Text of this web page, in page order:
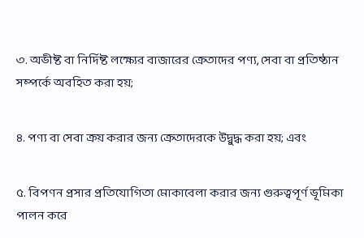
৩. অভীষ্ট বা নির্দিষ্ট লক্ষ্যের বাজারের ক্রেতাদের পণ্য, সেবা বা প্রতিষ্ঠান
সম্পর্কে অবহিত করা হয়;
৪. পণ্য বা সেবা ক্রয় করার জন্য ক্রেতাদেরকে উদ্বুদ্ধ করা হয়; এবং
৫. বিপণন প্রসার প্রতিযোগিতা মোকাবেলা করার জন্য গুরুত্বপূর্ণ ভূমিকা
পালন করে